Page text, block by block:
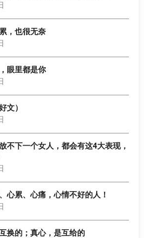
，也很无奈
眼里都是你
文）
不下一个女人，都会有这4大表现，
心累、心痛，心情不好的人！
换的；真心，是互给的